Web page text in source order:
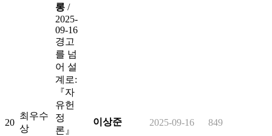
롱 /
2025-
09-16
20
최우수
상
경고
를 넘
어 설
계로:
『자
유헌
정
론』
이상준 2025-09-16 849